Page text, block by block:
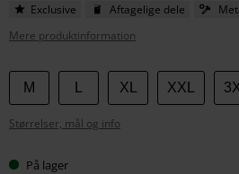
Exclusive Aftagelige dele
Mere produktinformation
Vælg
din
størrelse
M XL XXL
Størrelser, mål og info
På lager